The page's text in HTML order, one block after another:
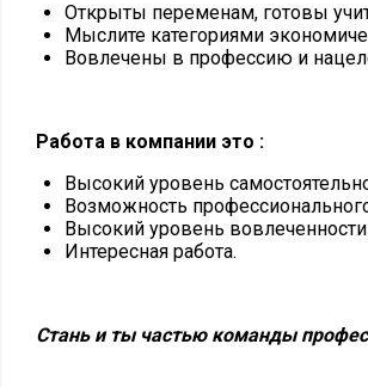
Открыты переменам, готовы
Мыслите категориями
Вовлечены в профессию и
Работа в компании это :
Высокий уровень
Возможность
Высокий уровень
Интересная работа.
Стань и ты частью команды